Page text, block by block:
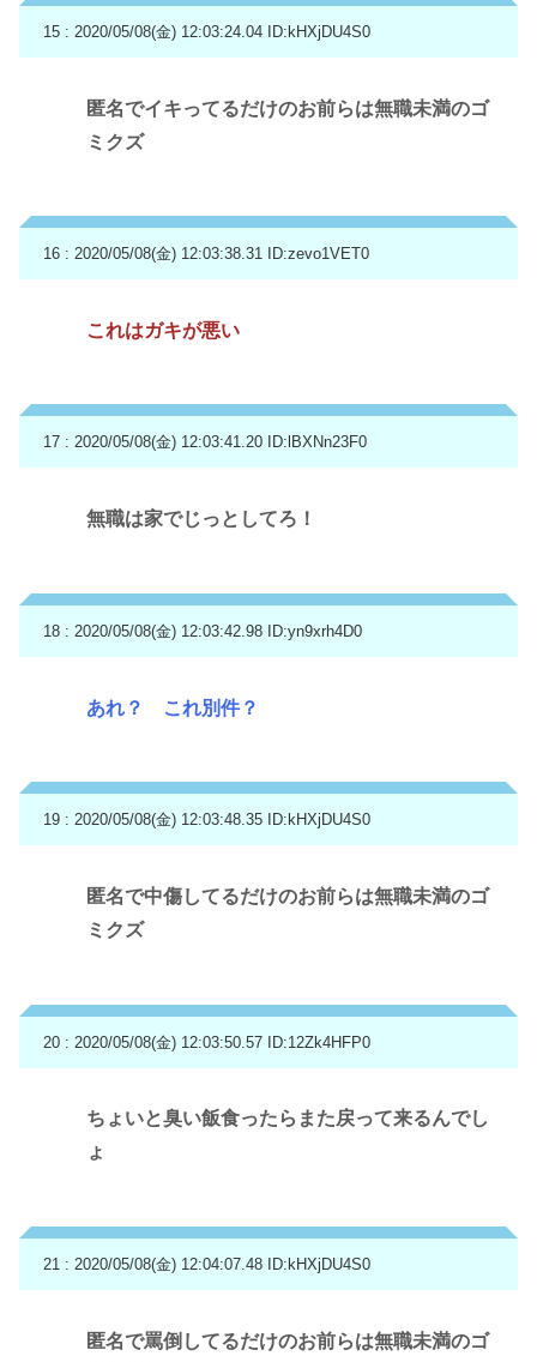
15 : 2020/05/08(金) 12:03:24.04 ID:kHXjDU4S0
匿名でイキってるだけのお前らは無職未満のゴ
ミクズ
16 : 2020/05/08(金) 12:03:38.31 ID:zevo1VET0
これはガキが悪い
17 : 2020/05/08(金) 12:03:41.20 ID:lBXNn23F0
無職は家でじっとしてろ！
18 : 2020/05/08(金) 12:03:42.98 ID:yn9xrh4D0
あれ？ これ別件？
19 : 2020/05/08(金) 12:03:48.35 ID:kHXjDU4S0
匿名で中傷してるだけのお前らは無職未満のゴ
ミクズ
20 : 2020/05/08(金) 12:03:50.57 ID:12Zk4HFP0
ちょいと臭い飯食ったらまた戻って来るんでし
ょ
21 : 2020/05/08(金) 12:04:07.48 ID:kHXjDU4S0
匿名で罵倒してるだけのお前らは無職未満のゴ